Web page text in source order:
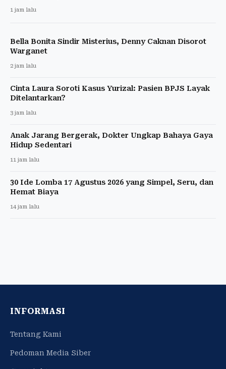
1 jam lalu
Bella Bonita Sindir Misterius, Denny Caknan Disorot
Warganet
2 jam lalu
Cinta Laura Soroti Kasus Yurizal: Pasien BPJS Layak
Ditelantarkan?
3 jam lalu
Anak Jarang Bergerak, Dokter Ungkap Bahaya Gaya
Hidup Sedentari
11 jam lalu
30 Ide Lomba 17 Agustus 2026 yang Simpel, Seru, dan
Hemat Biaya
14 jam lalu
INFORMASI
Tentang Kami
Pedoman Media Siber